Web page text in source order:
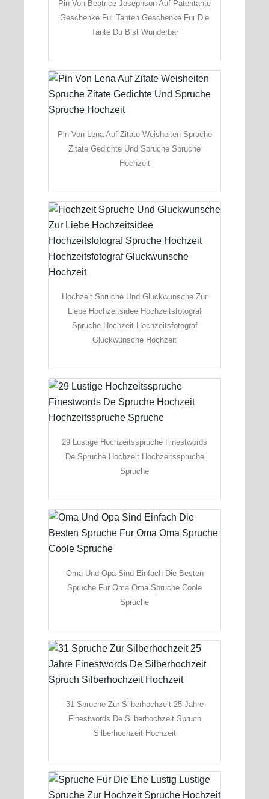
Pin Von Beatrice Josephson Auf Patentante
Geschenke Fur Tanten Geschenke Fur Die
Tante Du Bist Wunderbar
Pin Von Lena Auf Zitate Weisheiten Spruche
Zitate Gedichte Und Spruche Spruche
Hochzeit
Hochzeit Spruche Und Gluckwunsche Zur
Liebe Hochzeitsidee Hochzeitsfotograf
Spruche Hochzeit Hochzeitsfotograf
Gluckwunsche Hochzeit
29 Lustige Hochzeitsspruche Finestwords
De Spruche Hochzeit Hochzeitsspruche
Spruche
Oma Und Opa Sind Einfach Die Besten
Spruche Fur Oma Oma Spruche Coole
Spruche
31 Spruche Zur Silberhochzeit 25 Jahre
Finestwords De Silberhochzeit Spruch
Silberhochzeit Hochzeit